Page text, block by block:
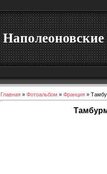
Главная » Фотоальбом » Франция »